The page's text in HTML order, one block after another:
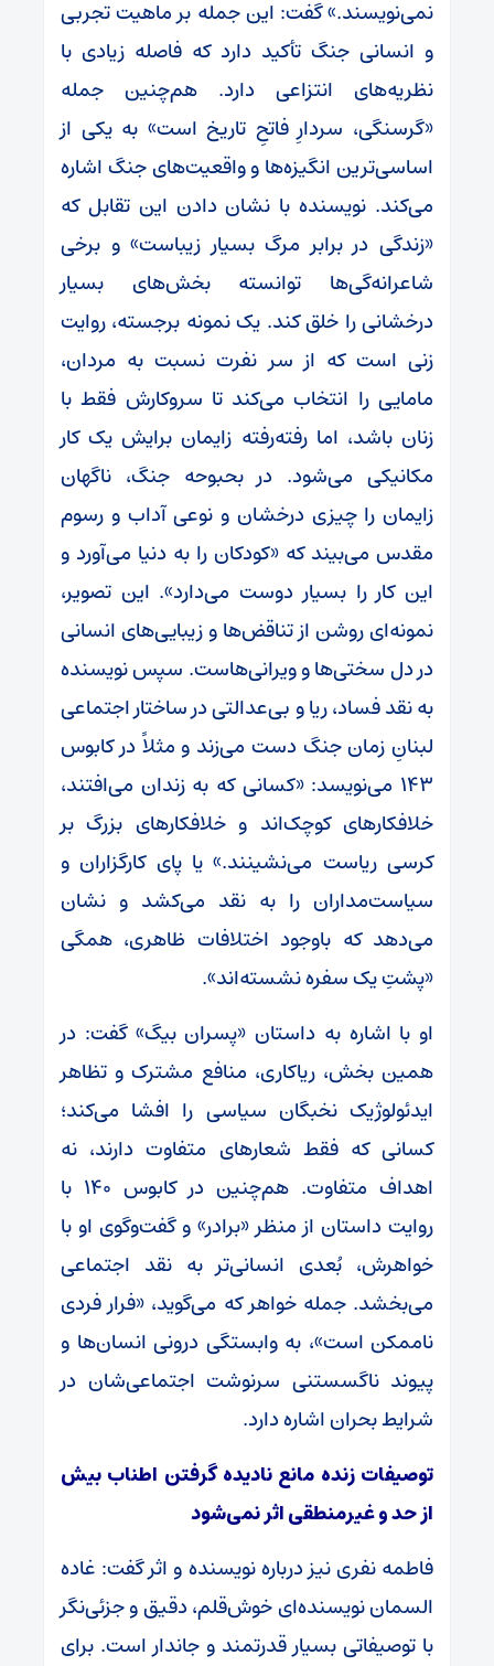
نمی‌نویسند.» گفت: این جمله بر ماهیت تجربی
و انسانی جنگ تأکید دارد که فاصله زیادی با
نظریه‌های انتزاعی دارد. هم‌چنین جمله
«گرسنگی، سردارِ فاتحِ تاریخ است» به یکی از
اساسی‌ترین انگیزه‌ها و واقعیت‌های جنگ اشاره
می‌کند. نویسنده با نشان دادن این تقابل که
«زندگی در برابر مرگ بسیار زیباست» و برخی
شاعرانه‌گی‌ها توانسته بخش‌های بسیار
درخشانی را خلق کند. یک نمونه برجسته، روایت
زنی است که از سر نفرت نسبت به مردان،
مامایی را انتخاب می‌کند تا سروکارش فقط با
زنان باشد، اما رفته‌رفته زایمان برایش یک کار
مکانیکی می‌شود. در بحبوحه جنگ، ناگهان
زایمان را چیزی درخشان و نوعی آداب و رسوم
مقدس می‌بیند که «کودکان را به دنیا می‌آورد و
این کار را بسیار دوست می‌دارد». این تصویر،
نمونه‌ای روشن از تناقض‌ها و زیبایی‌های انسانی
در دل سختی‌ها و ویرانی‌هاست. سپس نویسنده
به نقد فساد، ریا و بی‌عدالتی در ساختار اجتماعی
لبنانِ زمان جنگ دست می‌زند و مثلاً در کابوس
۱۴۳ می‌نویسد: «کسانی که به زندان می‌افتند،
خلافکارهای کوچک‌اند و خلافکارهای بزرگ بر
کرسی ریاست می‌نشینند.» یا پای کارگزاران و
سیاست‌مداران را به نقد می‌کشد و نشان
می‌دهد که باوجود اختلافات ظاهری، همگی
«پشتِ یک سفره نشسته‌اند».
او با اشاره به داستان «پسران بیگ» گفت: در
همین بخش، ریاکاری، منافع مشترک و تظاهر
ایدئولوژیک نخبگان سیاسی را افشا می‌کند؛
کسانی که فقط شعارهای متفاوت دارند، نه
اهداف متفاوت. هم‌چنین در کابوس ۱۴۰ با
روایت داستان از منظر «برادر» و گفت‌وگوی او با
خواهرش، بُعدی انسانی‌تر به نقد اجتماعی
می‌بخشد. جمله خواهر که می‌گوید، «فرار فردی
ناممکن است»، به وابستگی درونی انسان‌ها و
پیوند ناگسستنی سرنوشت اجتماعی‌شان در
شرایط بحران اشاره دارد.
توصیفات زنده مانع نادیده گرفتن اطناب بیش
از حد و غیرمنطقی اثر نمی‌شود
فاطمه نفری نیز درباره نویسنده و اثر گفت: غاده
السمان نویسنده‌ای خوش‌قلم، دقیق و جزئی‌نگر
با توصیفاتی بسیار قدرتمند و جاندار است. برای